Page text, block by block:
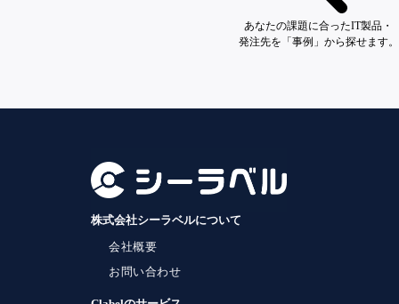
あなたの課題に合ったIT製品・
発注先を「事例」から探せます。
株式会社シーラベルについて
会社概要
お問い合わせ